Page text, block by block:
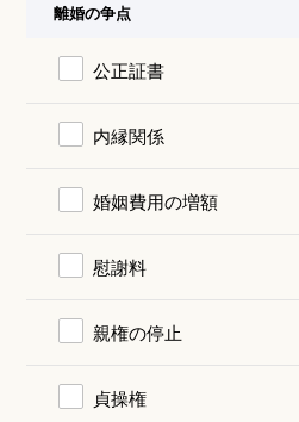
離婚の争点
公正証書
内縁関係
婚姻費用の増額
慰謝料
親権の停止
貞操権